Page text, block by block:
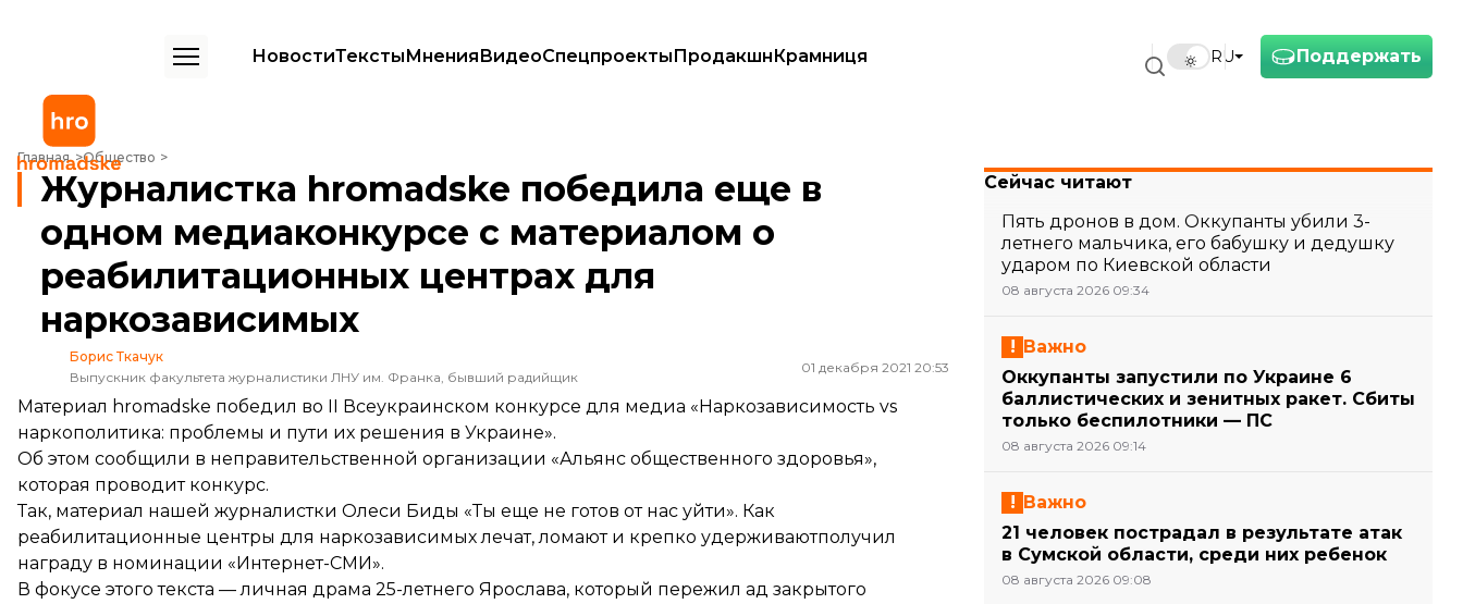
Поддержать
RU
НовостиТекстыМненияВидеоСпецпроектыПродакшнКрамниця
Главная Общество
Журналистка hromadske победила еще в одном медиаконкурсе с материалом о реабилитационных центрах для наркозависимых
Журналистка hromadske победила еще в
одном медиаконкурсе с материалом о
реабилитационных центрах для
наркозависимых
Борис Ткачук
Выпускник факультета журналистики ЛНУ им. Франка, бывший радийщик
01 декабря 2021 20:53
Материал hromadske победил во II Всеукраинском конкурсе для медиа «Наркозависимость vs
наркополитика: проблемы и пути их решения в Украине».
Об этом сообщили в неправительственной организации «Альянс общественного здоровья»,
которая проводит конкурс.
Так, материал нашей журналистки Олеси Биды «Ты еще не готов от нас уйти». Как
реабилитационные центры для наркозависимых лечат, ломают и крепко удерживаютполучил
награду в номинации «Интернет-СМИ».
В фокусе этого текста — личная драма 25-летнего Ярослава, который пережил ад закрытого
Сейчас читают
Пять дронов в дом. Оккупанты убили 3-
летнего мальчика, его бабушку и дедушку
ударом по Киевской области
08 августа 2026 09:34
Важно
Оккупанты запустили по Украине 6
баллистических и зенитных ракет. Сбиты
только беспилотники — ПС
08 августа 2026 09:14
Важно
21 человек пострадал в результате атак
в Сумской области, среди них ребенок
08 августа 2026 09:08